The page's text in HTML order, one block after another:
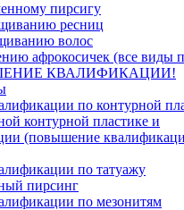
пирсигу
ресниц
волос
афрокосичек (все виды
КВАЛИФИКАЦИИ!
по контурной
контурной пластике и
(повышение
по татуажу
пирсинг
по мезонитям